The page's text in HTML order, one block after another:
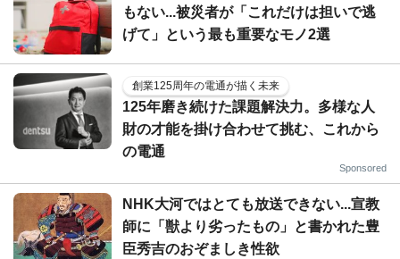
もない...被災者が「これだけは担いで逃
げて」という最も重要なモノ2選
創業125周年の電通が描く未来
125年磨き続けた課題解決力。多様な人
財の才能を掛け合わせて挑む、これから
の電通
Sponsored
NHK大河ではとても放送できない...宣教
師に「獣より劣ったもの」と書かれた豊
臣秀吉のおぞましき性欲